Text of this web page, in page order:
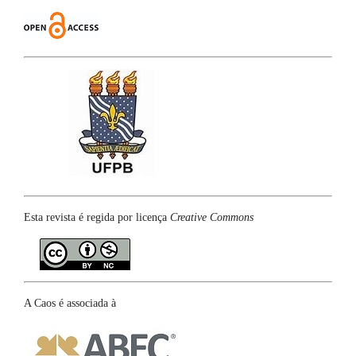
Esta revista é regida por licença Creative Commons
A Caos é associada à